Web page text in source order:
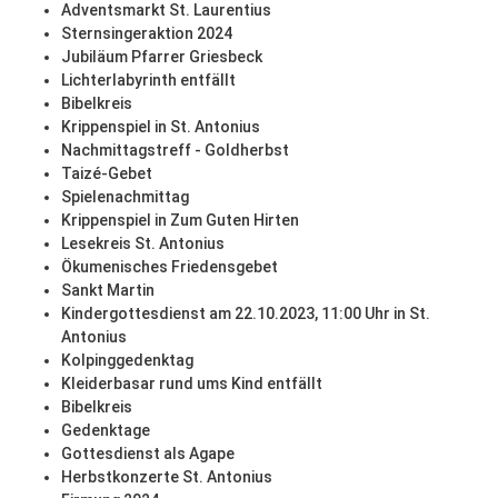
Adventsmarkt St. Laurentius
Sternsingeraktion 2024
Jubiläum Pfarrer Griesbeck
Lichterlabyrinth entfällt
Bibelkreis
Krippenspiel in St. Antonius
Nachmittagstreff - Goldherbst
Taizé-Gebet
Spielenachmittag
Krippenspiel in Zum Guten Hirten
Lesekreis St. Antonius
Ökumenisches Friedensgebet
Sankt Martin
Kindergottesdienst am 22.10.2023, 11:00 Uhr in St.
Antonius
Kolpinggedenktag
Kleiderbasar rund ums Kind entfällt
Bibelkreis
Gedenktage
Gottesdienst als Agape
Herbstkonzerte St. Antonius